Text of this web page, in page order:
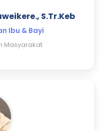
S.Tr.Keb
Ibu & Bayi
Masyarakat